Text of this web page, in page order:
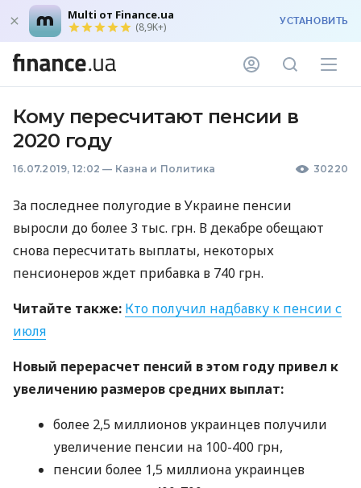
Multi от Finance.ua
(8,9K+) УСТАНОВИТЬ
Кому пересчитают пенсии в
2020 году
16.07.2019, 12:02 — Казна и Политика 30220
За последнее полугодие в Украине пенсии
выросли до более 3 тыс. грн. В декабре обещают
снова пересчитать выплаты, некоторых
пенсионеров ждет прибавка в 740 грн.
Читайте также: Кто получил надбавку к пенсии с
июля
Новый перерасчет пенсий в этом году привел к
увеличению размеров средних выплат:
более 2,5 миллионов украинцев получили
увеличение пенсии на 100-400 грн,
пенсии более 1,5 миллиона украинцев